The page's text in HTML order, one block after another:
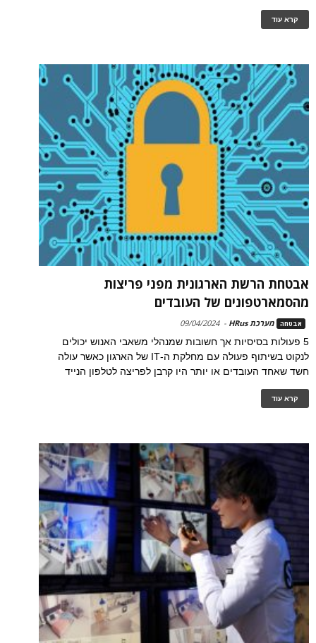
קרא עוד
אבטחת הרשת הארגונית מפני פריצות
מהסמארטפונים של העובדים
אבטחה מערכת HRus -
09/04/2024
5 פעולות בסיסיות אך חשובות שמנהלי משאבי האנוש יכולים
לנקוט בשיתוף פעולה עם מחלקת ה-IT של הארגון כאשר עולה
חשד שאחד העובדים או יותר היו קרבן לפריצה לטלפון הנייד
קרא עוד